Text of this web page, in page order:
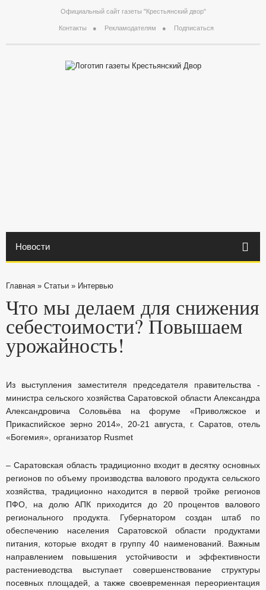
Официальный сайт газеты "Крестьянский двор"
Контакты Рекламодателям Подписаться
Новости
Главная » Статьи » Интервью
Что мы делаем для снижения
себестоимости? Повышаем
урожайность!
Из выступления заместителя председателя правительства -
министра сельского хозяйства Саратовской области Александра
Александровича Соловьёва на форуме «Приволжское и
Прикаспийское зерно 2014», 20-21 августа, г. Саратов, отель
«Богемия», организатор Rusmet
– Саратовская область традиционно входит в десятку основных
регионов по объему производства валового продукта сельского
хозяйства, традиционно находится в первой тройке регионов
ПФО, на долю АПК приходится до 20 процентов валового
регионального продукта. Губернатором создан штаб по
обеспечению населения Саратовской области продуктами
питания, которые входят в группу 40 наименований. Важным
направлением повышения устойчивости и эффективности
растениеводства выступает совершенствование структуры
посевных площадей, а также своевременная переориентация